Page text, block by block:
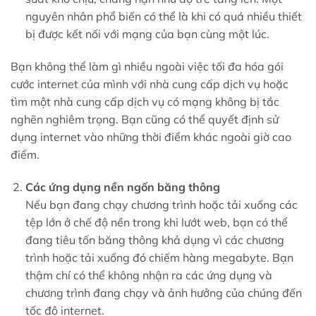
nguyên nhân phổ biến có thể là khi có quá nhiều thiết
bị được kết nối với mạng của bạn cùng một lúc.
Bạn không thể làm gì nhiều ngoài việc tối đa hóa gói
cước internet của mình với nhà cung cấp dịch vụ hoặc
tìm một nhà cung cấp dịch vụ có mạng không bị tắc
nghẽn nghiêm trọng. Bạn cũng có thể quyết định sử
dụng internet vào những thời điểm khác ngoài giờ cao
điểm.
Các ứng dụng nền ngốn băng thông
Nếu bạn đang chạy chương trình hoặc tải xuống các
tệp lớn ở chế độ nền trong khi lướt web, bạn có thể
đang tiêu tốn băng thông khả dụng vì các chương
trình hoặc tải xuống đó chiếm hàng megabyte. Bạn
thậm chí có thể không nhận ra các ứng dụng và
chương trình đang chạy và ảnh hưởng của chúng đến
tốc độ internet.